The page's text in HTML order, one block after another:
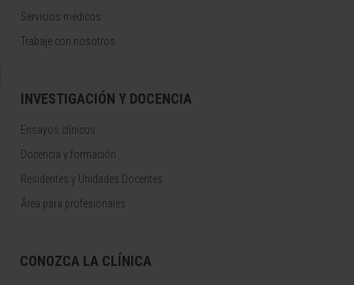
Servicios médicos
Trabaje con nosotros
INVESTIGACIÓN Y DOCENCIA
Ensayos clínicos
Docencia y formación
Residentes y Unidades Docentes
Área para profesionales
CONOZCA LA CLÍNICA